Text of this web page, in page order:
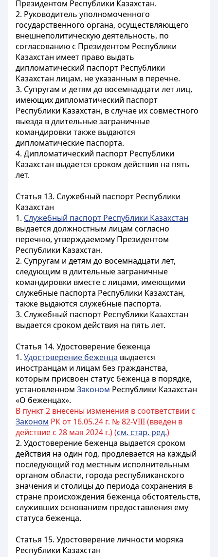
Президентом Республики Казахстан.
2. Руководитель уполномоченного
государственного органа, осуществляющего
внешнеполитическую деятельность, по
согласованию с Президентом Республики
Казахстан имеет право выдать
дипломатический паспорт Республики
Казахстан лицам, не указанным в перечне.
3. Супругам и детям до восемнадцати лет лиц,
имеющих дипломатический паспорт
Республики Казахстан, в случае их совместного
выезда в длительные заграничные
командировки также выдаются
дипломатические паспорта.
4. Дипломатический паспорт Республики
Казахстан выдается сроком действия на пять
лет.
Статья 13. Служебный паспорт Республики
Казахстан
1. Служебный паспорт Республики Казахстан
выдается должностным лицам согласно
перечню, утверждаемому Президентом
Республики Казахстан.
2. Супругам и детям до восемнадцати лет,
следующим в длительные заграничные
командировки вместе с лицами, имеющими
служебные паспорта Республики Казахстан,
также выдаются служебные паспорта.
3. Служебный паспорт Республики Казахстан
выдается сроком действия на пять лет.
Статья 14. Удостоверение беженца
1. Удостоверение беженца выдается
иностранцам и лицам без гражданства,
которым присвоен статус беженца в порядке,
установленном Законом Республики Казахстан
«О беженцах».
В пункт 2 внесены изменения в соответствии с
Законом РК от 16.05.24 г. № 82-VIII (введен в
действие с 28 мая 2024 г.) (см. стар. ред.)
2. Удостоверение беженца выдается сроком
действия на один год, продлевается на каждый
последующий год местным исполнительным
органом области, города республиканского
значения и столицыдо периода сохранения в
стране происхождения беженца обстоятельств,
служивших основанием предоставления ему
статуса беженца.
Статья 15. Удостоверение личности моряка
Республики Казахстан